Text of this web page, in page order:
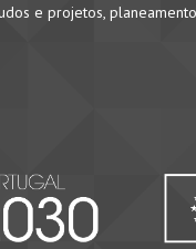
e projetos,